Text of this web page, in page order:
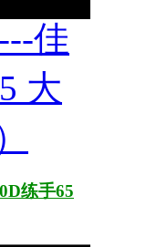
练手65